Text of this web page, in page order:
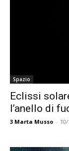
Spazio
Eclissi
l’anello di
3 Marta Musso -